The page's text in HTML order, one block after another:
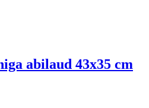
abilaud 43x35 cm